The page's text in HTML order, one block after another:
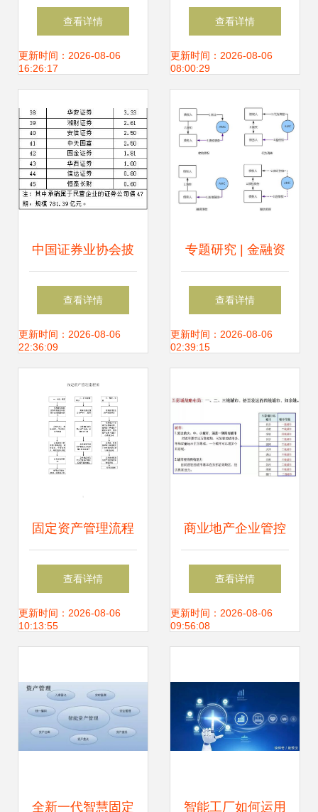
析与公司筹建指南
查看详情
更新时间：2026-08-06
16:26:17
借助资产管理人‘管
家’功能成为企业参
查看详情
更新时间：2026-08-06
08:00:29
中国证券业协会披
露2022年证券公司
债券承销业务专项
产管理的启示
查看详情
更新时间：2026-08-06
22:36:09
专题研究 | 金融资
产管理公司投资破
产重整企业法律实
企业新生
查看详情
更新时间：2026-08-06
02:39:15
固定资产管理流程
图 企业资产全生命
周期精细化管理
查看详情
更新时间：2026-08-06
10:13:55
商业地产企业管控
产品线专题研究
查看详情
更新时间：2026-08-06
09:56:08
全新一代智慧固定 智能工厂如何运用